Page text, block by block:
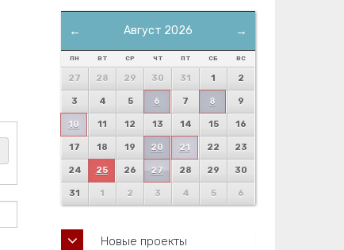
← →
Август 2026
ПН ВТ СР ЧТ ПТ СБ ВС
27 28 29 30 31 1 2
3 4 5 6 7 8 9
10 11 12 13 14 15 16
17 18 19 20 21 22 23
24 25 26 27 28 29 30
31 1 2 3 4 5 6
Новые проекты